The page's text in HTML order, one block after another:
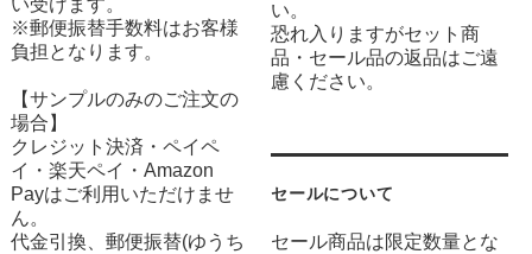
い受けます。
※郵便振替手数料はお客様
負担となります。
【サンプルのみのご注文の
場合】
クレジット決済・ペイペ
イ・楽天ペイ・Amazon
Payはご利用いただけませ
ん。
代金引換、郵便振替(ゆうち
い。
恐れ入りますがセット商
品・セール品の返品はご遠
慮ください。
セールについて
セール商品は限定数量とな